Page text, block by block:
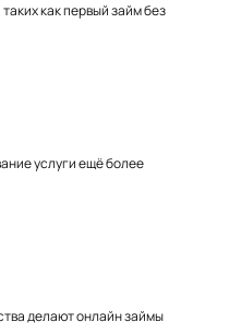
как первый займ без
услуги ещё более
делают онлайн займы